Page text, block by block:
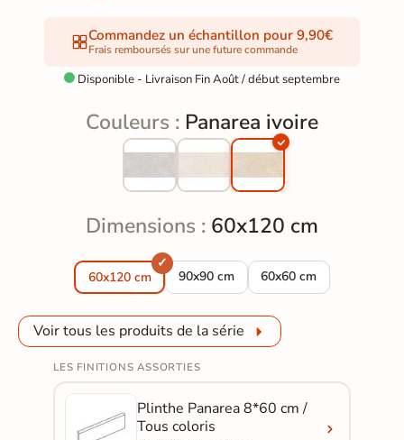
Commandez un échantillon pour 9,90€
Frais remboursés sur une future commande
 Disponible - Livraison Fin Août / début septembre
Couleurs : Panarea ivoire
Dimensions : 60x120 cm
60x120 cm 90x90 cm
Carrelage sol extérieur effet pierre
60x60 cm
Carrelage sol extérieur
Voir tous les produits de la série
LES FINITIONS ASSORTIES
Plinthe Panarea 8*60 cm /
Tous coloris